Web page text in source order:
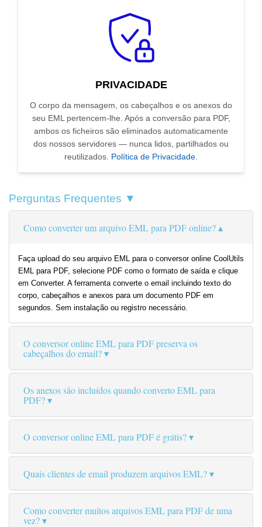
PRIVACIDADE
O corpo da mensagem, os cabeçalhos e os anexos do
seu EML pertencem-lhe. Após a conversão para PDF,
ambos os ficheiros são eliminados automaticamente
dos nossos servidores — nunca lidos, partilhados ou
reutilizados. Política de Privacidade
Perguntas Frequentes ▼
Como converter um arquivo EML para PDF online?
Faça upload do seu arquivo EML para o conversor online CoolUtils
EML para PDF, selecione PDF como o formato de saída e clique
em Converter. A ferramenta converte o email incluindo texto do
corpo, cabeçalhos e anexos para um documento PDF em
segundos. Sem instalação ou registro necessário.
O conversor online EML para PDF preserva os
cabeçalhos do email?
Os anexos são incluídos quando converto EML para
PDF?
O conversor online EML para PDF é grátis?
Quais clientes de email produzem arquivos EML?
Como converter muitos arquivos EML para PDF de uma
vez?